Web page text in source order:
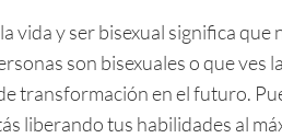
vida y ser bisexual significa que
son bisexuales o que ves
transformación en el futuro.
liberando tus habilidades al